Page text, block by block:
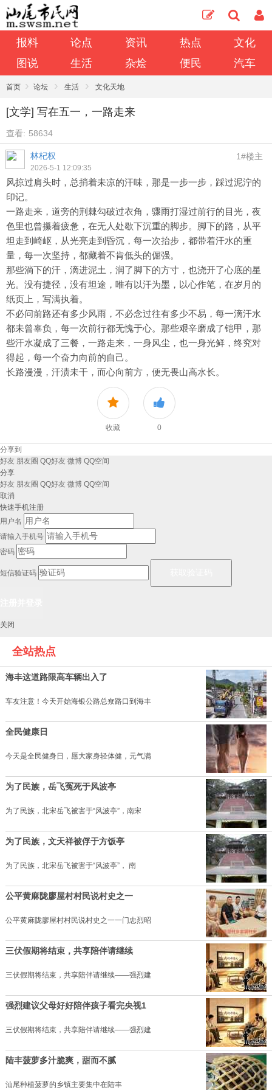
报料 论点 资讯 热点
文化
图说
生活 杂烩 便民 汽车
首页 › 论坛 › 生活 › 文化天地
[文学] 写在五一，一路走来
查看: 58634
林杞权
2026-5-1 12:09:35
1#楼主
风掠过肩头时，总捎着未凉的汗味，那是一步一步，踩过泥泞的
印记。
一路走来，道旁的荆棘勾破过衣角，骤雨打湿过前行的目光，夜
色里也曾攥着疲惫，在无人处歇下沉重的脚步。脚下的路，从平
坦走到崎岖，从光亮走到昏沉，每一次抬步，都带着汗水的重
量，每一次坚持，都藏着不肯低头的倔强。
那些淌下的汗，滴进泥土，润了脚下的方寸，也浇开了心底的星
光。没有捷径，没有坦途，唯有以汗为墨，以心作笔，在岁月的
纸页上，写满执着。
不必问前路还有多少风雨，不必念过往有多少不易，每一滴汗水
都未曾辜负，每一次前行都无愧于心。那些艰辛磨成了铠甲，那
些汗水凝成了三餐，一路走来，一身风尘，也一身光鲜，终究对
得起，每一个奋力向前的自己。
长路漫漫，汗渍未干，而心向前方，便无畏山高水长。
收藏 0
分享到
好友 朋友圈 QQ好友 微博 QQ空间
分享
好友 朋友圈 QQ好友 微博 QQ空间
取消
快速手机注册
用户名
请输入手机号
密码
短信验证码
关闭
全站热点
海丰这道路限高车辆出入了
车友注意！今天开始海银公路总尞路口到海丰
全民健康日
今天是全民健身日，愿大家身轻体健，元气满
为了民族，岳飞冤死于风波亭
为了民族，北宋岳飞被害于“风波亭”，南宋
为了民族，文天祥被俘于方饭亭
为了民族，北宋岳飞被害于“风波亭”， 南
公平黄麻陇廖屋村村民说村史之一
公平黄麻陇廖屋村村民说村史之一一门忠烈昭
三伏假期将结束，共享陪伴请继续
三伏假期将结束，共享陪伴请继续——强烈建
强烈建议父母好好陪伴孩子看完央视1
三伏假期将结束，共享陪伴请继续——强烈建
陆丰菠萝多汁脆爽，甜而不腻
汕尾种植菠萝的乡镇主要集中在陆丰